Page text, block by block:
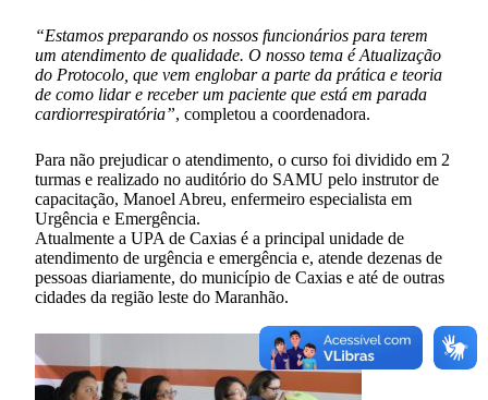
“Estamos preparando os nossos funcionários para terem
um atendimento de qualidade. O nosso tema é Atualização
do Protocolo, que vem englobar a parte da prática e teoria
de como lidar e receber um paciente que está em parada
cardiorrespiratória”, completou a coordenadora.
Para não prejudicar o atendimento, o curso foi dividido em 2
turmas e realizado no auditório do SAMU pelo instrutor de
capacitação, Manoel Abreu, enfermeiro especialista em
Urgência e Emergência.
Atualmente a UPA de Caxias é a principal unidade de
atendimento de urgência e emergência e, atende dezenas de
pessoas diariamente, do município de Caxias e até de outras
cidades da região leste do Maranhão.